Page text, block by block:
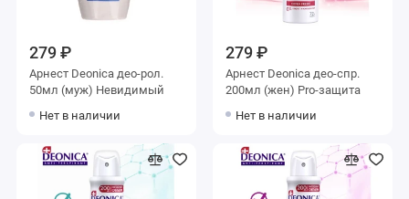
279 ₽
Арнест Deonica део-рол.
50мл (муж) Невидимый
Нет в наличии
279 ₽
Арнест Deonica део-спр.
200мл (жен) Pro-защита
Нет в наличии